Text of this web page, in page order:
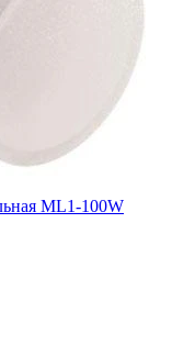
ML1-100W